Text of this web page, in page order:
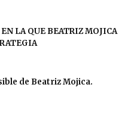
LA QUE BEATRIZ MOJICA
de Beatriz Mojica.